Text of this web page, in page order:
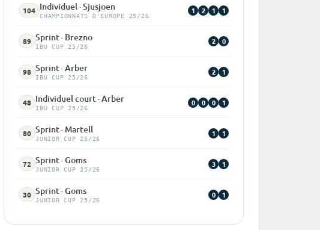
104 Individuel · Sjusjoen
CHAMPIONNATS D'EUROPE 25/26
1 2 1 1
89 Sprint · Brezno
IBU CUP 25/26
2 0
98 Sprint · Arber
IBU CUP 25/26
2 1
48 Individuel court · Arber
IBU CUP 25/26
0 0 0 1
80 Sprint · Martell
JUNIOR CUP 25/26
1 1
72 Sprint · Goms
JUNIOR CUP 25/26
3 1
30 Sprint · Goms
JUNIOR CUP 25/26
0 1